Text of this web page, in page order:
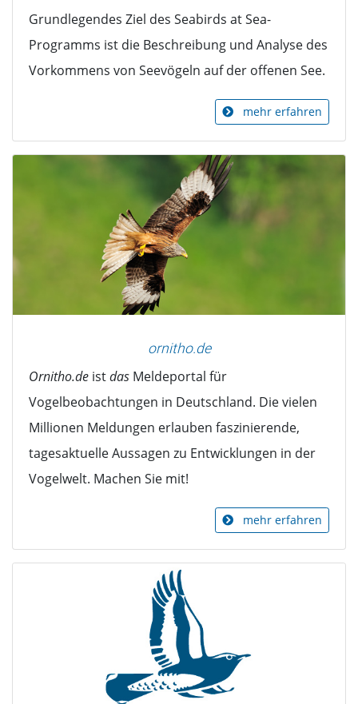
Grundlegendes Ziel des Seabirds at Sea-
Programms ist die Beschreibung und Analyse des
Vorkommens von Seevögeln auf der offenen See.
mehr erfahren
ornitho.de
Ornitho.de istdas Meldeportal für
Vogelbeobachtungen in Deutschland. Die vielen
Millionen Meldungen erlauben faszinierende,
tagesaktuelle Aussagen zu Entwicklungen in der
Vogelwelt. Machen Sie mit!
mehr erfahren